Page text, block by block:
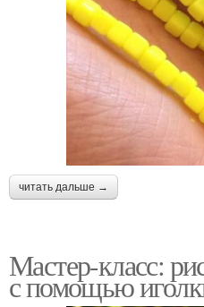
читать дальше →
Мастер-класс:
с помощью